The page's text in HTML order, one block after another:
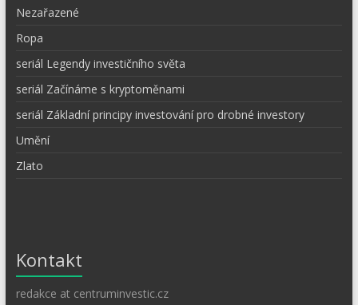
Nezařazené
Ropa
seriál Legendy investičního světa
seriál Začínáme s kryptoměnami
seriál Základní principy investování pro drobné investory
Umění
Zlato
Kontakt
redakce at centruminvestic.cz